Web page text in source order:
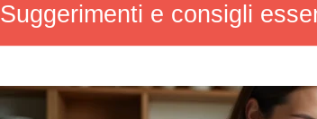
Suggerimenti e consigli